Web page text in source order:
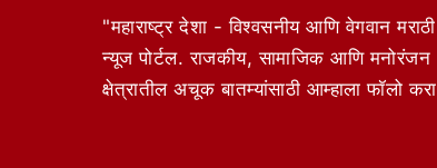
"महाराष्ट्र देशा - विश्वसनीय आणि वेगवान मराठी
न्यूज पोर्टल. राजकीय, सामाजिक आणि मनोरंजन
क्षेत्रातील अचूक बातम्यांसाठी आम्हाला फॉलो